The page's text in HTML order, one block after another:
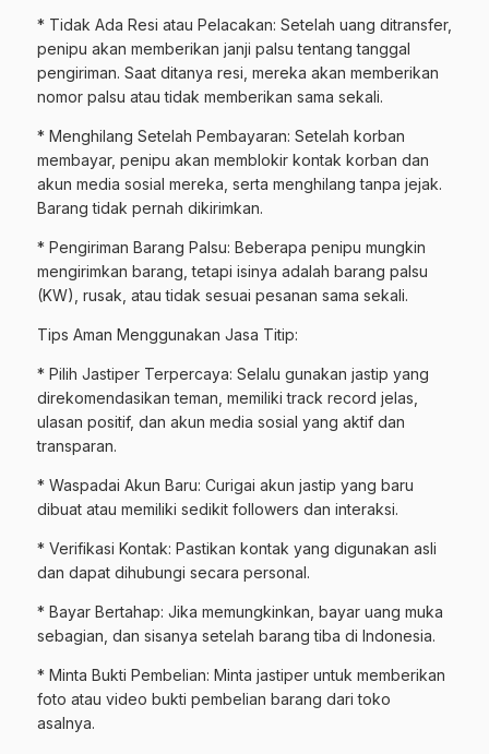
* Tidak Ada Resi atau Pelacakan: Setelah uang ditransfer,
penipu akan memberikan janji palsu tentang tanggal
pengiriman. Saat ditanya resi, mereka akan memberikan
nomor palsu atau tidak memberikan sama sekali.
* Menghilang Setelah Pembayaran: Setelah korban
membayar, penipu akan memblokir kontak korban dan
akun media sosial mereka, serta menghilang tanpa jejak.
Barang tidak pernah dikirimkan.
* Pengiriman Barang Palsu: Beberapa penipu mungkin
mengirimkan barang, tetapi isinya adalah barang palsu
(KW), rusak, atau tidak sesuai pesanan sama sekali.
Tips Aman Menggunakan Jasa Titip:
* Pilih Jastiper Terpercaya: Selalu gunakan jastip yang
direkomendasikan teman, memiliki track record jelas,
ulasan positif, dan akun media sosial yang aktif dan
transparan.
* Waspadai Akun Baru: Curigai akun jastip yang baru
dibuat atau memiliki sedikit followers dan interaksi.
* Verifikasi Kontak: Pastikan kontak yang digunakan asli
dan dapat dihubungi secara personal.
* Bayar Bertahap: Jika memungkinkan, bayar uang muka
sebagian, dan sisanya setelah barang tiba di Indonesia.
* Minta Bukti Pembelian: Minta jastiper untuk memberikan
foto atau video bukti pembelian barang dari toko
asalnya.